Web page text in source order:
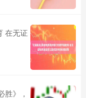
在无证
胜》，